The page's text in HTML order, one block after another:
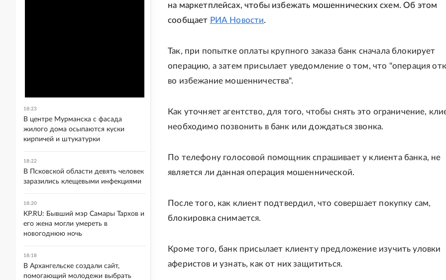
на маркетплейсах, чтобы избежать мошеннических схем. Об этом
сообщает РИА Новости.
Так, при попытке оплаты крупного заказа банк сначала блокирует
операцию, а затем присылает уведомление о том, что "операция
во избежание мошенничества".
Как уточняет агентство, для того, чтобы снять это ограничение,
необходимо позвонить в банк или дождаться звонка.
По телефону голосовой помощник спрашивает у клиента банка, не
является ли данная операция мошеннической.
После того, как клиент подтвердил, что совершает покупку сам,
блокировка снимается.
Кроме того, банк присылает клиенту предложение изучить уловки
аферистов и узнать, как от них защититься.
18:23
В центре Мурманска с фасада
жилого дома осыпаются куски
кирпичей и штукатурки
18:22
В Псковской области девять человек
заразились клещевыми инфекциями
18:20
KP.RU: Бывший мэр Самары Тархов и
его жена могли умереть в
новогоднюю ночь
18:18
В Архангельске создали сайт,
помогающий молодежи выбрать